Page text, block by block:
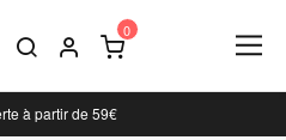
à partir de 59€